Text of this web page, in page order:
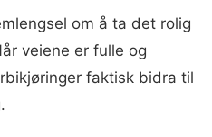
om å ta det rolig
veiene er fulle og
faktisk bidra til